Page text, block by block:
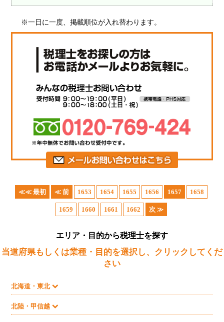
※一日に一度、掲載順位が入れ替わります。
≪≪ 最初 ≪ 前 1653 1654 1655 1656 1657 1658
1659 1660 1661 1662 次 ≫
エリア・目的から税理士を探す
当道府県もしくは業種・目的を選択し、クリックしてくだ
さい
北海道・東北
北陸・甲信越